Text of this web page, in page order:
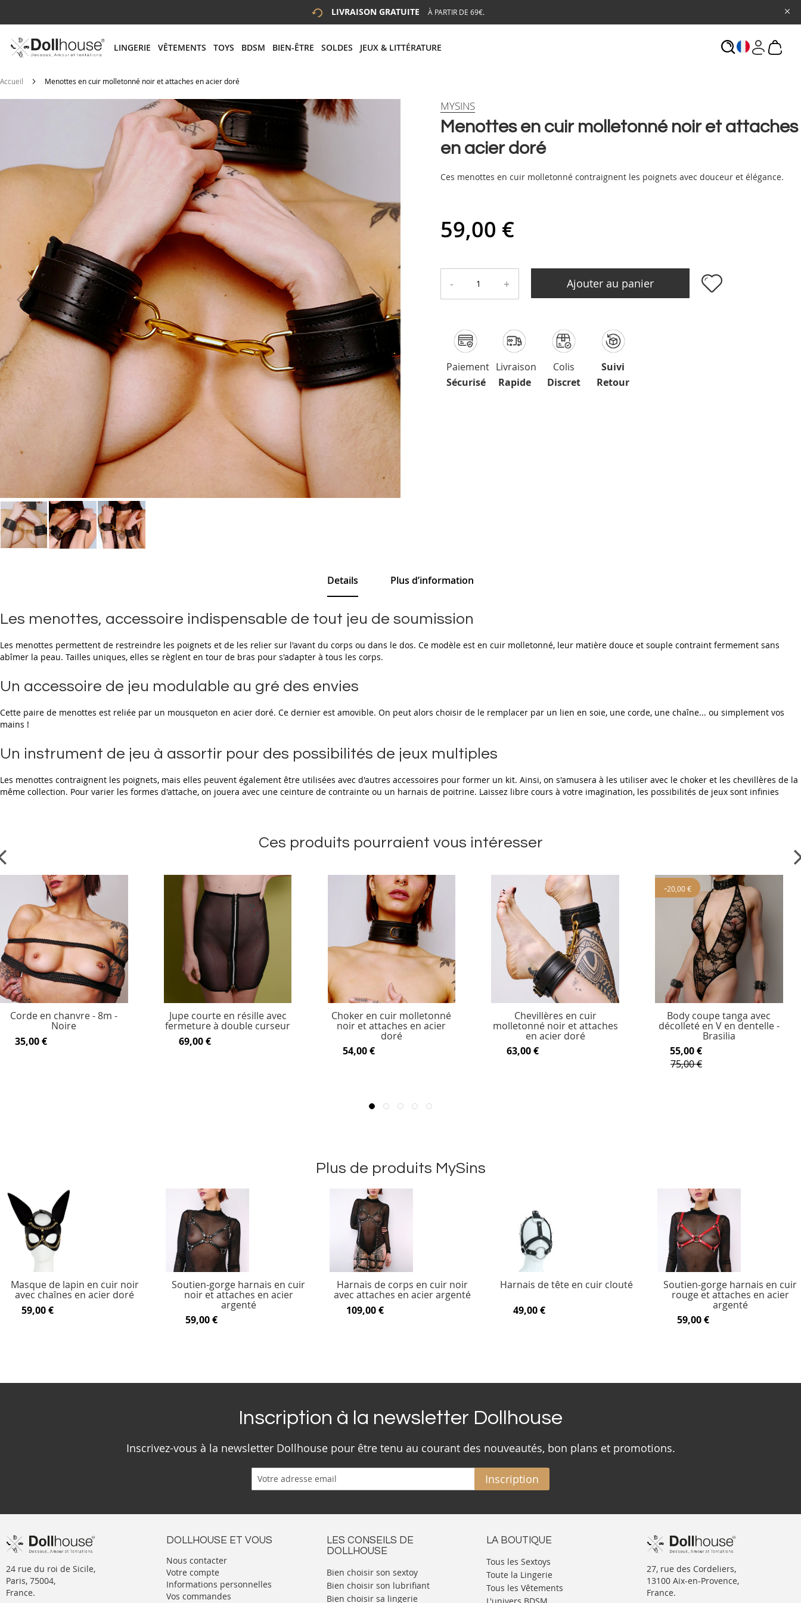
LIVRAISON GRATUITE À PARTIR DE 69€.
LINGERIE VÊTEMENTS TOYS BDSM BIEN-ÊTRE SOLDES JEUX & LITTÉRATURE
# ENTREZ AU MOINS 3 CARACTÈRES POUR LANCER LA RECHERCHE
Accueil Menottes en cuir molletonné noir et attaches en acier doré
images
the
images
Menottes en cuir molletonné noir et attaches
en acier doré
MYSINS
Ces menottes en cuir molletonné contraignent les poignets avec douceur et élégance.
59,00 €
- + Ajouter au panier
Paiement
Sécurisé
Livraison
Rapide
Colis
Discret
Suivi
Retour
Details
Les menottes, accessoire indispensable de tout jeu de soumission
Les menottes permettent de restreindre les poignets et de les relier sur l'avant du corps ou dans le dos. Ce modèle est en cuir molletonné, leur matière douce et souple contraint fermement sans
abîmer la peau. Tailles uniques, elles se règlent en tour de bras pour s'adapter à tous les corps.
Un accessoire de jeu modulable au gré des envies
Cette paire de menottes est reliée par un mousqueton en acier doré. Ce dernier est amovible. On peut alors choisir de le remplacer par un lien en soie, une corde, une chaîne... ou simplement vos
mains !
Un instrument de jeu à assortir pour des possibilités de jeux multiples
Les menottes contraignent les poignets, mais elles peuvent également être utilisées avec d'autres accessoires pour former un kit. Ainsi, on s'amusera à les utiliser avec le choker et les chevillères de la
même collection. Pour varier les formes d'attache, on jouera avec une ceinture de contrainte ou un harnais de poitrine. Laissez libre cours à votre imagination, les possibilités de jeux sont infinies
Plus d’information
Ces produits pourraient vous intéresser
Corde en chanvre - 8m -
Noire
35,00 €
Jupe courte en résille avec
fermeture à double curseur
69,00 €
Choker en cuir molletonné
noir et attaches en acier
doré
54,00 €
Chevillères en cuir
molletonné noir et attaches
en acier doré
63,00 €
-20,00 €
Body coupe tanga avec
décolleté en V en dentelle -
Brasilia
55,00 €
75,00 €
Plus de produits MySins
Masque de lapin en cuir noir
avec chaînes en acier doré
59,00 €
Soutien-gorge harnais en cuir
noir et attaches en acier
argenté
59,00 €
Harnais de corps en cuir noir
avec attaches en acier argenté
109,00 €
Harnais de tête en cuir clouté
49,00 €
Soutien-gorge harnais en cuir
rouge et attaches en acier
argenté
59,00 €
Inscription à la newsletter Dollhouse
Inscrivez-vous à la newsletter Dollhouse pour être tenu au courant des nouveautés, bon plans et promotions.
Inscription
24 rue du roi de Sicile,
Paris, 75004,
France.
DOLLHOUSE ET VOUS
Nous contacter
Votre compte
Informations personnelles
Vos commandes
LES CONSEILS DE
DOLLHOUSE
Bien choisir son sextoy
Bien choisir son lubrifiant
Bien choisir sa lingerie
LA BOUTIQUE
Tous les Sextoys
Toute la Lingerie
Tous les Vêtements
27, rue des Cordeliers,
13100 Aix-en-Provence,
France.